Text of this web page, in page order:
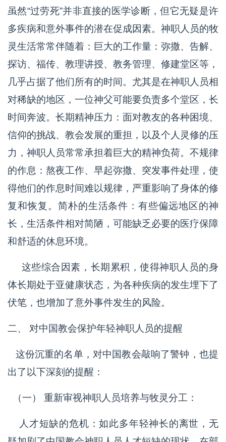
虽然“过劳死”并非直接的医学诊断，但它无疑是许
多疾病和意外事件的潜在促成因素。神职人员的牧
灵生活常常伴随着：巨大的工作量：弥撒、告解、
探访、福传、教理讲授、教务管理、修建堂区等，
几乎占据了他们所有的时间。尤其是在神职人员相
对稀缺的地区，一位神父可能要负责多个堂区，长
时间奔波。长期精神压力：面对教友的各种困境、
信仰的挑战、教会发展的重担，以及个人灵修的压
力，神职人员常常承担着巨大的精神负荷。不规律
的作息：熬夜工作、早起弥撒、突发事件处理，使
得他们的作息时间难以规律，严重影响了身体的修
复和恢复。简朴的生活条件：有些偏远地区的神
长，生活条件相对简陋，可能缺乏必要的医疗保障
和舒适的休息环境。
这些综合因素，长期累积，使得神职人员的身
体长期处于亚健康状态，为各种疾病的发生埋下了
伏笔，也增加了意外事件发生的风险。
二、 对中国教会保护年轻神职人员的提醒
这份沉重的名单，对中国教会敲响了警钟，也提
出了以下深刻的提醒：
（一） 重新审视神职人员培养与牧灵分工：
人才短缺的危机：如此多年轻神长的离世，无